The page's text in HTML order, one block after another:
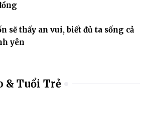
sẽ thấy an vui, biết đủ ta sống cả
yên
& Tuổi Trẻ